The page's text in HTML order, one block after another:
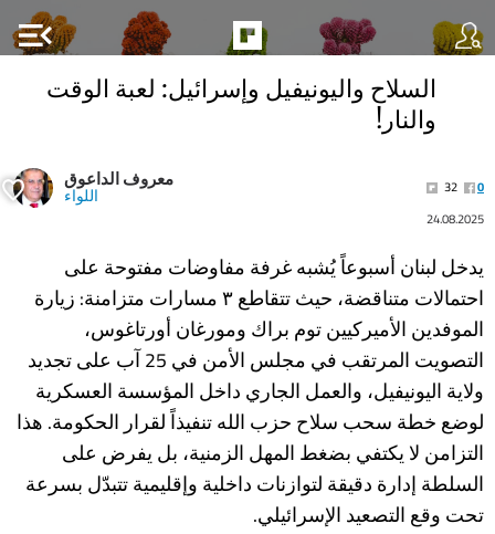
menu_open
السلاح واليونيفيل وإسرائيل: لعبة الوقت
والنار!
معروف الداعوق
اللواء 32
0
24.08.2025
يدخل لبنان أسبوعاً يُشبه غرفة مفاوضات مفتوحة على
احتمالات متناقضة، حيث تتقاطع ٣ مسارات متزامنة: زيارة
الموفدين الأميركيين توم براك ومورغان أورتاغوس،
التصويت المرتقب في مجلس الأمن في 25 آب على تجديد
ولاية اليونيفيل، والعمل الجاري داخل المؤسسة العسكرية
لوضع خطة سحب سلاح حزب الله تنفيذاً لقرار الحكومة. هذا
التزامن لا يكتفي بضغط المهل الزمنية، بل يفرض على
السلطة إدارة دقيقة لتوازنات داخلية وإقليمية تتبدّل بسرعة
تحت وقع التصعيد الإسرائيلي.